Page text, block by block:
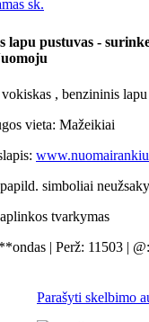
sk.
lapu pustuvas -
, benzininis
vieta: Mažeikiai
simboliai
tvarkymas
| Perž: 11503 |
Parašyti skelbimo